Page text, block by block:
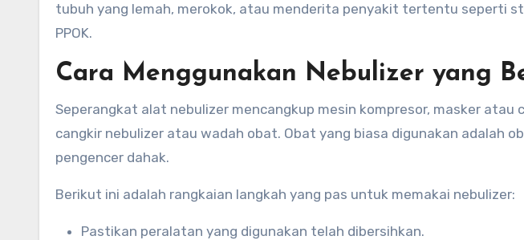
tubuh yang lemah, merokok, atau menderita penyakit tertentu seperti
PPOK.
Cara Menggunakan Nebulizer yang
Seperangkat alat nebulizer mencangkup mesin kompresor, masker atau
cangkir nebulizer atau wadah obat. Obat yang biasa digunakan adalah
pengencer dahak.
Berikut ini adalah rangkaian langkah yang pas untuk memakai nebulizer:
Pastikan peralatan yang digunakan telah dibersihkan.